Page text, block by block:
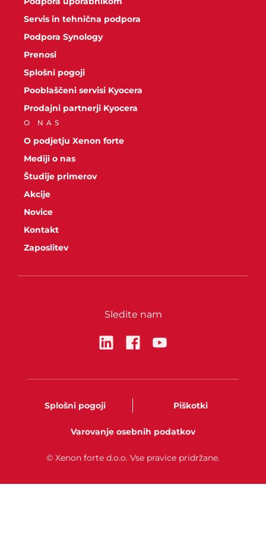
Servis in tehnična podpora
Podpora Synology
Prenosi
Splošni pogoji
Pooblaščeni servisi Kyocera
Prodajni partnerji Kyocera
O NAS
O podjetju Xenon forte
Mediji o nas
Študije primerov
Akcije
Novice
Kontakt
Zaposlitev
Sledite nam
Splošni pogoji Piškotki
Varovanje osebnih podatkov
© Xenon forte d.o.o. Vse pravice pridržane.